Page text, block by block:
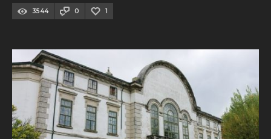
3544 0 1